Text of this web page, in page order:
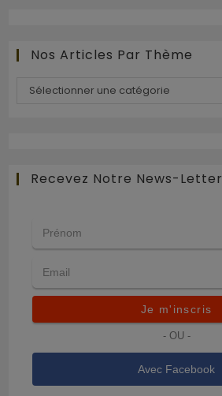
Nos Articles Par Thème
Sélectionner une catégorie
Recevez Notre News-Letter
Je m'inscris
- OU -
Avec Facebook